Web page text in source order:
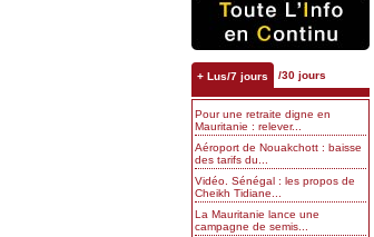
+ Lus/7 jours /30 jours
Pour une retraite digne en
Mauritanie : relever...
Aéroport de Nouakchott : baisse
des tarifs du...
Vidéo. Sénégal : les propos de
Cheikh Tidiane...
La Mauritanie lance une
campagne de semis...